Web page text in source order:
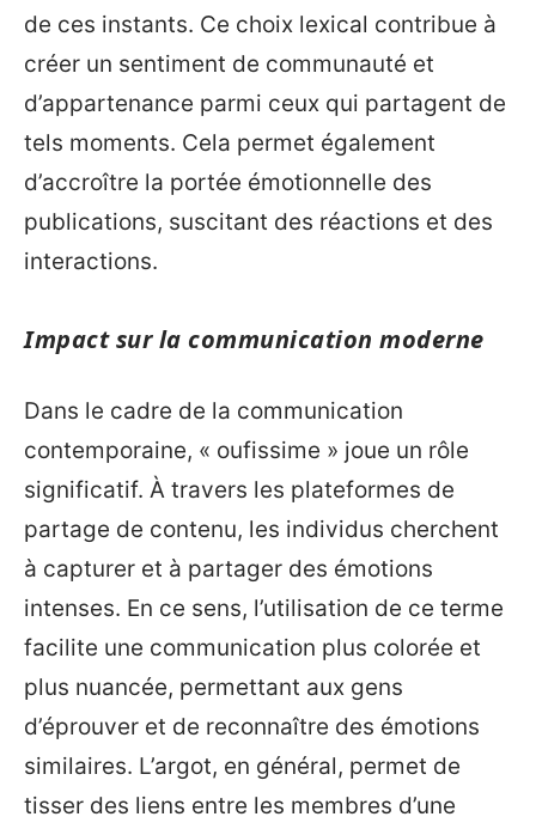
de ces instants. Ce choix lexical contribue à
créer un sentiment de communauté et
d’appartenance parmi ceux qui partagent de
tels moments. Cela permet également
d’accroître la portée émotionnelle des
publications, suscitant des réactions et des
interactions.
Impact sur la communication moderne
Dans le cadre de la communication
contemporaine, « oufissime » joue un rôle
significatif. À travers les plateformes de
partage de contenu, les individus cherchent
à capturer et à partager des émotions
intenses. En ce sens, l’utilisation de ce terme
facilite une communication plus colorée et
plus nuancée, permettant aux gens
d’éprouver et de reconnaître des émotions
similaires. L’argot, en général, permet de
tisser des liens entre les membres d’une